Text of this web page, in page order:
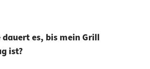
dauert es, bis mein Grill
ist?